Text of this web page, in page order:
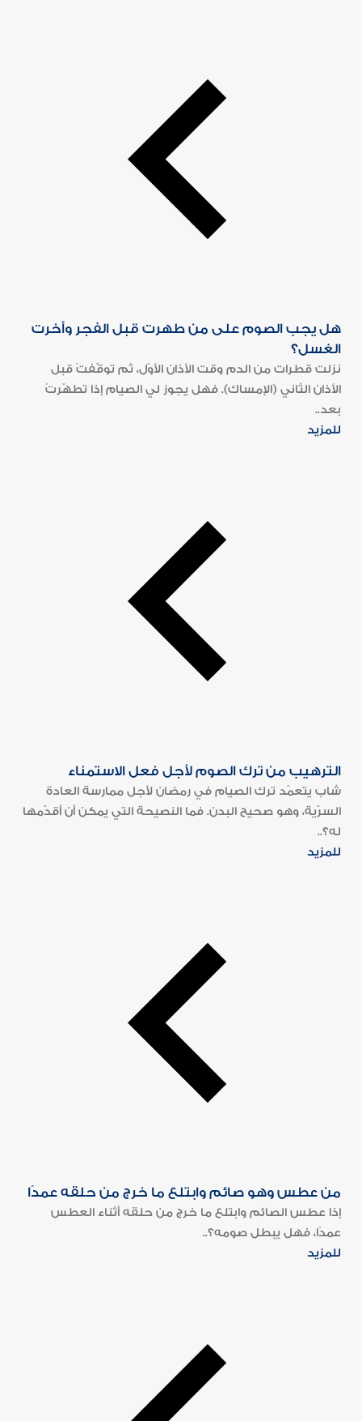
هل يجب الصوم على من طهرت قبل الفجر وأخرت
الغسل؟
نزلت قطرات من الدم وقت الأذان الأوّل، ثم توقّفتْ قبل
الأذان الثاني (الإمساك). فهل يجوز لي الصيام إذا تطهّرتُ
بعد..
للمزيد
الترهيب من ترك الصوم لأجل فعل الاستمناء
شاب يتعمّد ترك الصيام في رمضان لأجل ممارسة العادة
السرّية، وهو صحيح البدن. فما النصيحة التي يمكن أن أقدّمها
له؟..
للمزيد
من عطس وهو صائم وابتلع ما خرج من حلقه عمدًا
إذا عطس الصائم وابتلع ما خرج من حلقه أثناء العطس
عمدًا، فهل يبطل صومه؟..
للمزيد